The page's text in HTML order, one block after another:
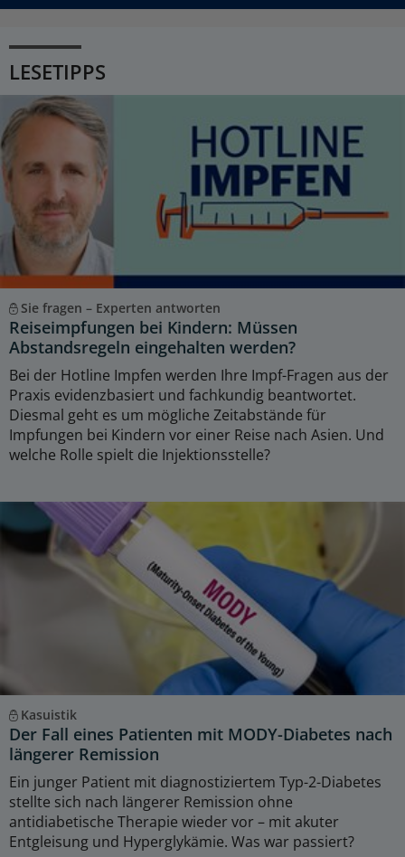
LESETIPPS
Sie fragen – Experten antworten
Reiseimpfungen bei Kindern: Müssen
Abstandsregeln eingehalten werden?
Bei der Hotline Impfen werden Ihre Impf-Fragen aus der
Praxis evidenzbasiert und fachkundig beantwortet.
Diesmal geht es um mögliche Zeitabstände für
Impfungen bei Kindern vor einer Reise nach Asien. Und
welche Rolle spielt die Injektionsstelle?
Kasuistik
Der Fall eines Patienten mit MODY-Diabetes nach
längerer Remission
Ein junger Patient mit diagnostiziertem Typ-2-Diabetes
stellte sich nach längerer Remission ohne
antidiabetische Therapie wieder vor – mit akuter
Entgleisung und Hyperglykämie. Was war passiert?